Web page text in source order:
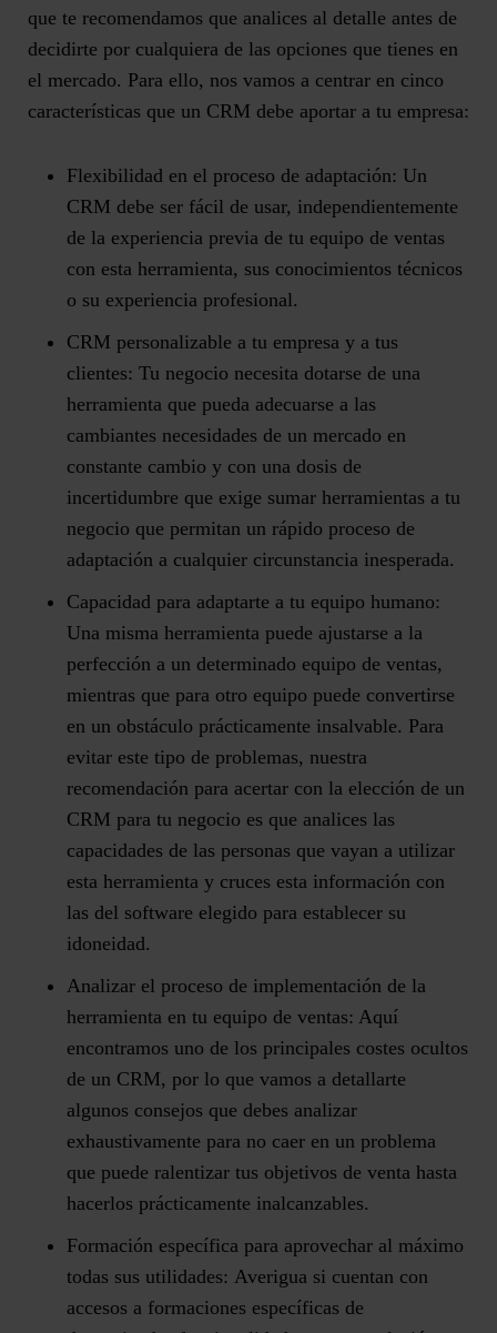
que te recomendamos que analices al detalle antes de
decidirte por cualquiera de las opciones que tienes en
el mercado. Para ello, nos vamos a centrar en cinco
características que un CRM debe aportar a tu empresa:
Flexibilidad en el proceso de adaptación: Un
CRM debe ser fácil de usar, independientemente
de la experiencia previa de tu equipo de ventas
con esta herramienta, sus conocimientos técnicos
o su experiencia profesional.
CRM personalizable a tu empresa y a tus
clientes: Tu negocio necesita dotarse de una
herramienta que pueda adecuarse a las
cambiantes necesidades de un mercado en
constante cambio y con una dosis de
incertidumbre que exige sumar herramientas a tu
negocio que permitan un rápido proceso de
adaptación a cualquier circunstancia inesperada.
Capacidad para adaptarte a tu equipo humano:
Una misma herramienta puede ajustarse a la
perfección a un determinado equipo de ventas,
mientras que para otro equipo puede convertirse
en un obstáculo prácticamente insalvable. Para
evitar este tipo de problemas, nuestra
recomendación para acertar con la elección de un
CRM para tu negocio es que analices las
capacidades de las personas que vayan a utilizar
esta herramienta y cruces esta información con
las del software elegido para establecer su
idoneidad.
Analizar el proceso de implementación de la
herramienta en tu equipo de ventas: Aquí
encontramos uno de los principales costes ocultos
de un CRM, por lo que vamos a detallarte
algunos consejos que debes analizar
exhaustivamente para no caer en un problema
que puede ralentizar tus objetivos de venta hasta
hacerlos prácticamente inalcanzables.
Formación específica para aprovechar al máximo
todas sus utilidades: Averigua si cuentan con
accesos a formaciones específicas de